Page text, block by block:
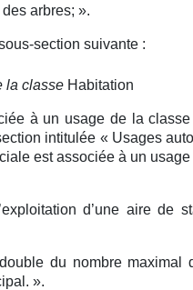
arbres; ».
section suivante :
la classe Habitation
à un usage de la
intitulée « Usages
est associée à un
d’une aire de
du nombre maximal
».